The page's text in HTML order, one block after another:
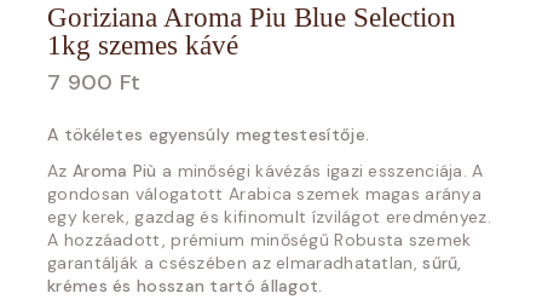
Goriziana Aroma Piu Blue Selection
1kg szemes kávé
7 900 Ft
A tökéletes egyensúly megtestesítője.
Az Aroma Più a minőségi kávézás igazi esszenciája. A
gondosan válogatott Arabica szemek magas aránya
egy kerek, gazdag és kifinomult ízvilágot eredményez.
A hozzáadott, prémium minőségű Robusta szemek
garantálják a csészében az elmaradhatatlan,sűrű,
krémes és hosszan tartó állagot.